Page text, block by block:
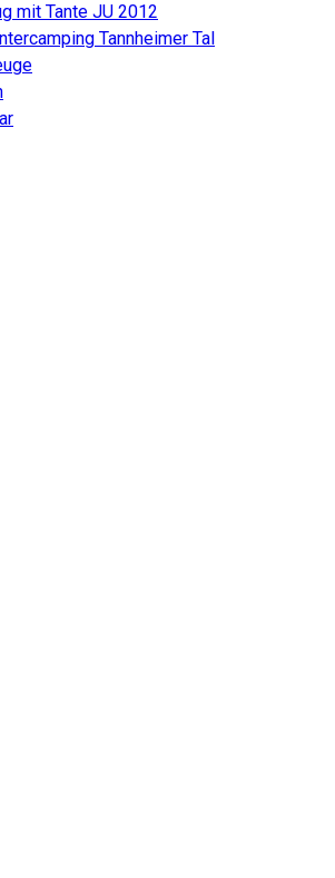
mit Tante JU 2012
Tannheimer Tal